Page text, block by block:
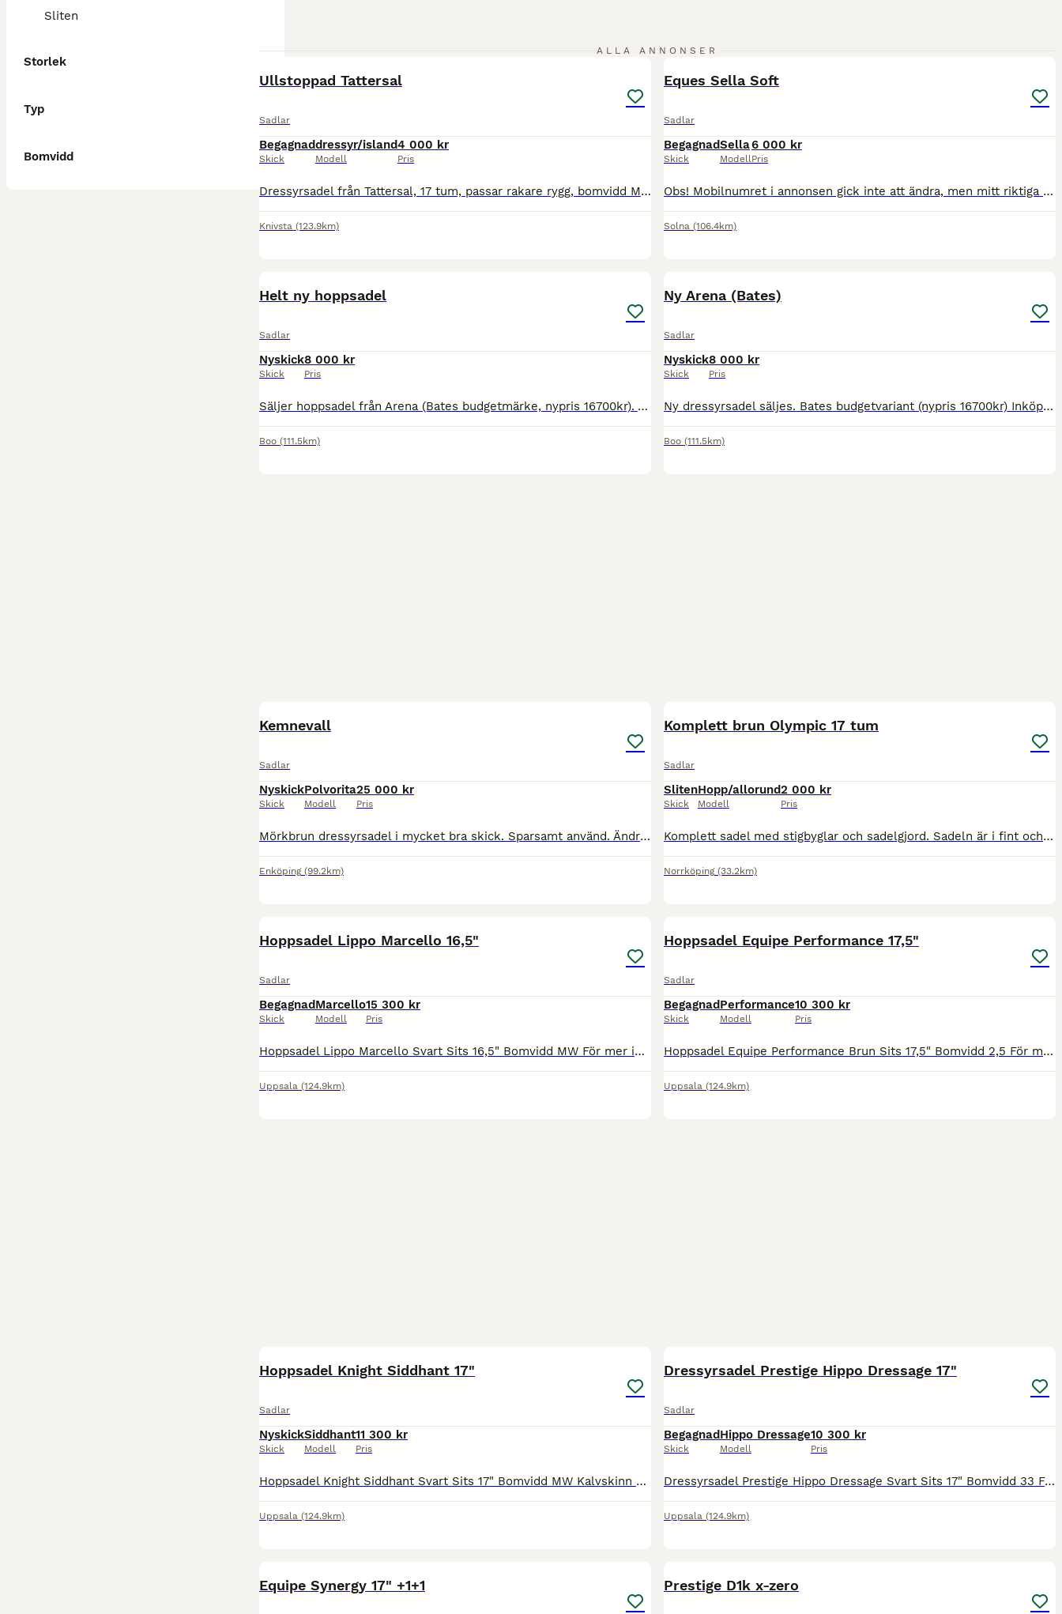
Sliten
Storlek
Typ
Bomvidd
ALLA ANNONSER
Ullstoppad Tattersal
Sadlar
Begagnad
Skick
dressyr/island
Modell
4 000 kr
Pris
Dressyrsadel från Tattersal, 17 tum, passar rakare rygg, bomvidd MW. Stora rejäla knästöd, hela stroppar. Stoppad med ull och omstoppad på Mustang i februari i år. Använd till islandshäst.
Knivsta (123.9km)
Eques Sella Soft
Sadlar
Begagnad
Skick
Sella
Modell
6 000 kr
Pris
Obs! Mobilnumret i annonsen gick inte att ändra, men mitt riktiga nummer är 076-8559091. Kontakta mig på SMS! En medium djup sadel, mjuk i sätet och med sin smala midja får du en känsla av nära konta
Solna (106.4km)
Helt ny hoppsadel
Sadlar
Nyskick
Skick
8 000 kr
Pris
Säljer hoppsadel från Arena (Bates budgetmärke, nypris 16700kr). Använd ett ridpass, inköpt till unghäst för att ha något att börja med, men det blev aldrig använd. Svart skinn. Ändringsbar bom med k
Boo (111.5km)
Ny Arena (Bates)
Sadlar
Nyskick
Skick
8 000 kr
Pris
Ny dressyrsadel säljes. Bates budgetvariant (nypris 16700kr) Inköpt till unghästen för att ha något att börja med och använd ca 2 månader. Djupt säte, svart skinn. Nyskick. Ändringsbar bomvidd och äve
Boo (111.5km)
Kemnevall
Sadlar
Nyskick
Skick
Polvorita
Modell
25 000 kr
Pris
Mörkbrun dressyrsadel i mycket bra skick. Sparsamt använd. Ändringsbar bomvidd. 17”. Djupt säte, med stora knästöd. Mycket bekväm sadel för både ryttare & häst.
Enköping (99.2km)
Komplett brun Olympic 17 tum
Sadlar
Sliten
Skick
Hopp/allorund
Modell
2 000 kr
Pris
Komplett sadel med stigbyglar och sadelgjord. Sadeln är i fint och välvårdat skick ovanpå och i kåporna. Det finns ytliga sprickor i lädret på undersidan av bossorna (se bild), men inget som påverkar
Norrköping (33.2km)
Hoppsadel Lippo Marcello 16,5"
Sadlar
Begagnad
Skick
Marcello
Modell
15 300 kr
Pris
Hoppsadel Lippo Marcello Svart Sits 16,5" Bomvidd MW För mer info och fler bilder se www.liqusini.se Priset är ink frakt!
Uppsala (124.9km)
Hoppsadel Equipe Performance 17,5"
Sadlar
Begagnad
Skick
Performance
Modell
10 300 kr
Pris
Hoppsadel Equipe Performance Brun Sits 17,5" Bomvidd 2,5 För mer info och fler bilder se www.liqusini.se Priset är ink frakt!
Uppsala (124.9km)
Hoppsadel Knight Siddhant 17"
Sadlar
Nyskick
Skick
Siddhant
Modell
11 300 kr
Pris
Hoppsadel Knight Siddhant Svart Sits 17" Bomvidd MW Kalvskinn För mer info och fler bilder se www.liqusini.se Priset är ink frakt!
Uppsala (124.9km)
Dressyrsadel Prestige Hippo Dressage 17"
Sadlar
Begagnad
Skick
Hippo Dressage
Modell
10 300 kr
Pris
Dressyrsadel Prestige Hippo Dressage Svart Sits 17" Bomvidd 33 För mer info och fler bilder se www.liqusini.se Priset är ink frakt!
Uppsala (124.9km)
Equipe Synergy 17" +1+1 Prestige D1k x-zero